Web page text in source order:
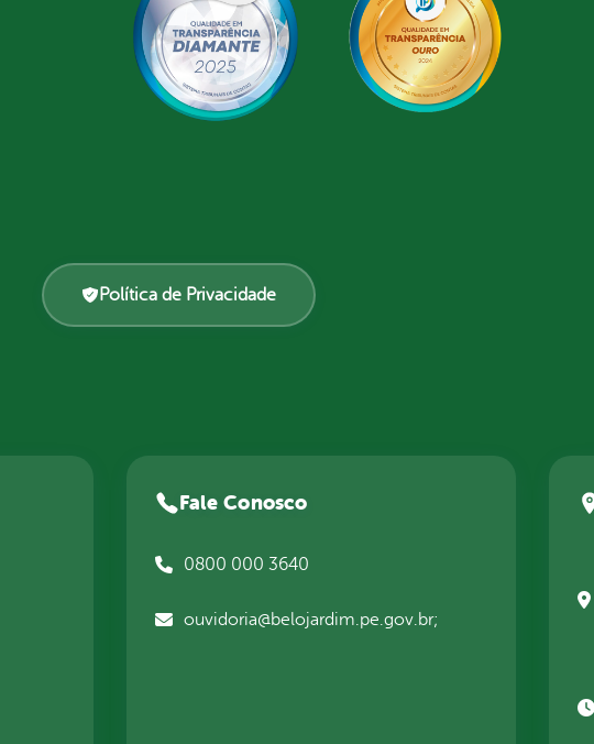
Política de Privacidade
Fale Conosco
0800 000 3640
ouvidoria@belojardim.pe.gov.br;